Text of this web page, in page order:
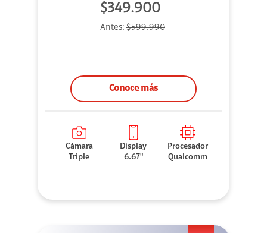
$349.900
Antes: $599.990
Conoce más
Cámara
Triple
Display
6.67"
Procesador
Qualcomm